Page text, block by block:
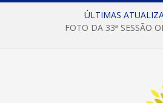
ÚLTIMAS
FOTO DA 33ª SESSÃO